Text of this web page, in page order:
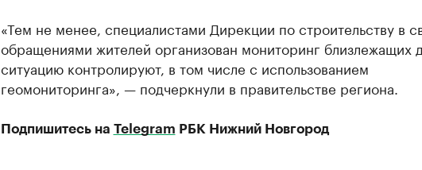
«Тем не менее, специалистами Дирекции по строительству в
обращениями жителей организован мониторинг близлежащих
ситуацию контролируют, в том числе с использованием
геомониторинга», — подчеркнули в правительстве региона.
Подпишитесь на Telegram РБК Нижний Новгород